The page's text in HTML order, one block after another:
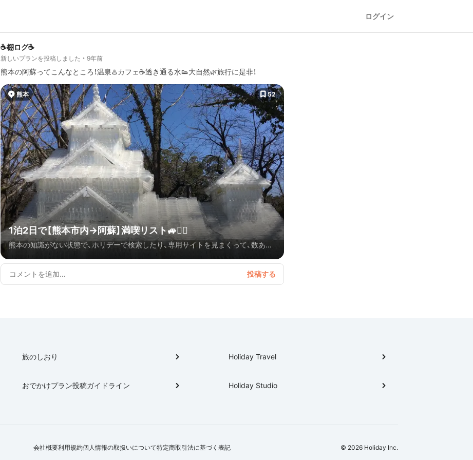
ログイン
☕️棚ログ☕️
新しいプランを投稿しました 9年前
熊本の阿蘇ってこんなところ！温泉♨️カフェ☕️透き通る水👟大自然🌿旅行に是非！
熊本 52
1泊2日で【熊本市内→阿蘇】満喫リスト🚙☝🏻️
熊本の知識がない状態で、ホリデーで検索したり、専用サイトを見まくって、数ある
がいいってのを地元の人に聞いた情報を交えてご紹介😉カフェの詳細情報はもう１
旅のしおり
おでかけプラン投稿ガイドライン
Holiday Travel
Holiday Studio
会社概要利用規約個人情報の取扱いについて特定商取引法に基づく表記 © 2026 Holiday Inc.